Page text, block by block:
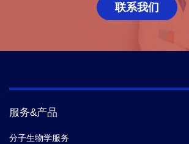
联系我们
服务&产品
分子生物学服务